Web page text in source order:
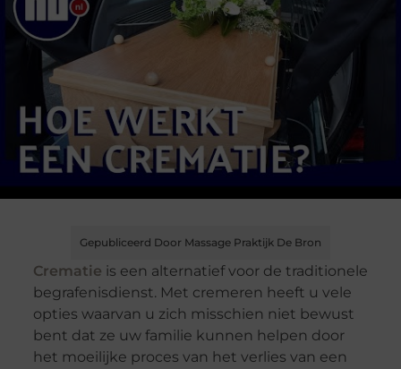
Gepubliceerd Door Massage Praktijk De Bron
Crematie is een alternatief voor de traditionele
begrafenisdienst. Met cremeren heeft u vele
opties waarvan u zich misschien niet bewust
bent dat ze uw familie kunnen helpen door
het moeilijke proces van het verlies van een